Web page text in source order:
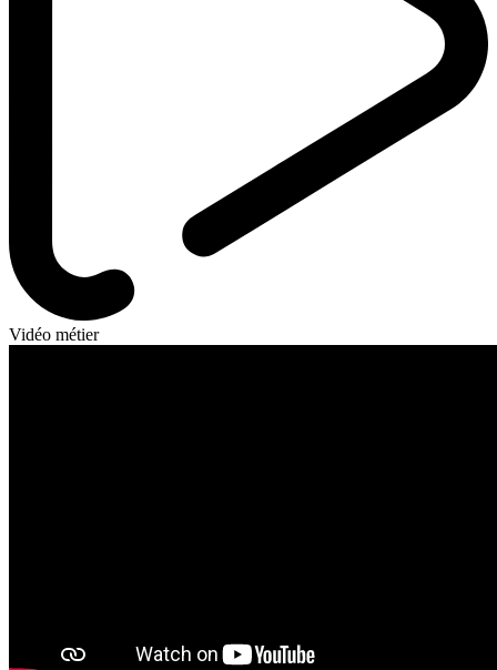
Vidéo métier